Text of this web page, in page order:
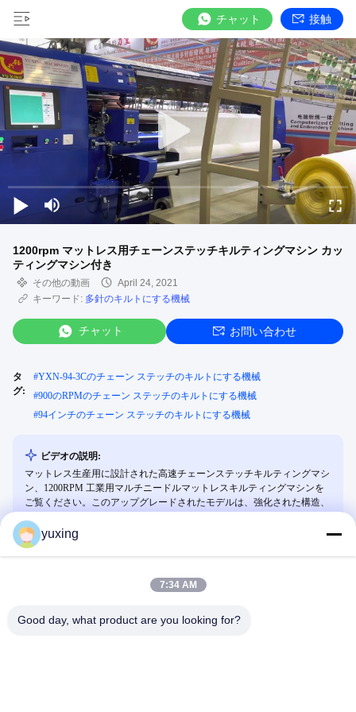
チャット 接触
1200rpm マットレス用チェーンステッチキルティングマシン カッ
ティングマシン付き
その他の動画
April 24, 2021
キーワード: 多針のキルトにする機械
チャット お問い合わせ
タ
グ:
#YXN-94-3Cのチェーン ステッチのキルトにする機械
#900のRPMのチェーン ステッチのキルトにする機械
#94インチのチェーン ステッチのキルトにする機械
ビデオの説明:
マットレス生産用に設計された高速チェーンステッチキルティングマシ
ン、1200RPM 工業用マルチニードルマットレスキルティングマシンを
ご覧ください。このアップグレードされたモデルは、強化された構造、
います。
yuxing
7:34 AM
Good day, what product are you looking for?